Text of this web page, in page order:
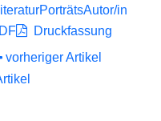
PorträtsAutor/in
Druckfassung
vorheriger Artikel